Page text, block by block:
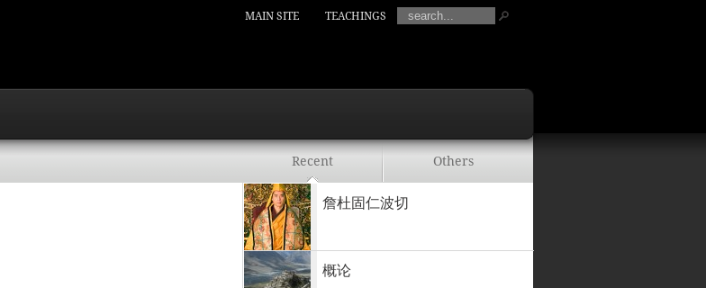
MAIN SITE TEACHINGS
Recent Others
詹杜固仁波切
概论